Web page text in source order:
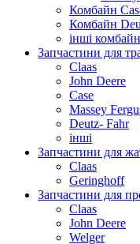
Комбайн
Комбайн
інші
Запчастини для
Claas
John Deere
Case
Massey
Deutz- Fahr
інші
Запчастини для
Claas
Geringhoff
Запчастини для
Claas
John Deere
Welger